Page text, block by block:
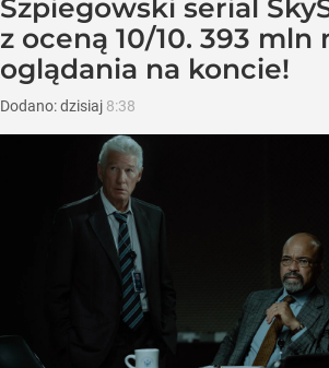
Szpiegowski serial
z oceną 10/10. 393 mln
oglądania na koncie!
Dodano:dzisiaj 8:38